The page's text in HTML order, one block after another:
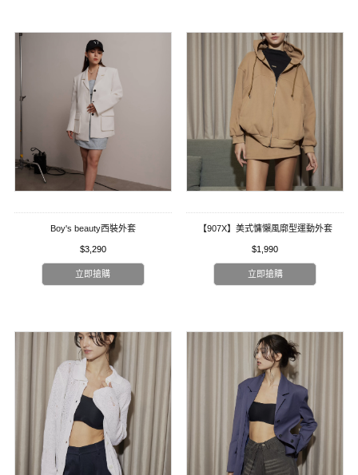
Boy's beauty西裝外套
$3,290
立即搶購
【907X】美式慵懶風廓型運動外套
$1,990
立即搶購